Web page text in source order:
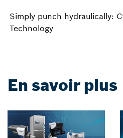
Simply punch hydraulically:
Technology
En savoir plus